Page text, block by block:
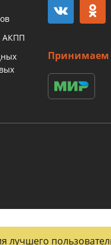
АКПП
Принимаем
лучшего